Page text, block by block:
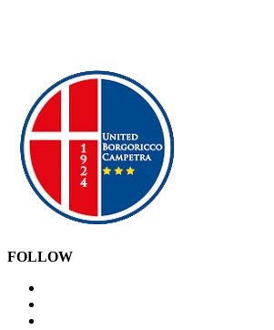
FOLLOW